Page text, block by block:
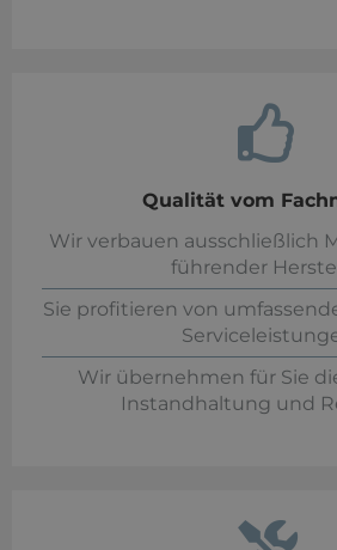
Qualität vom
Wir verbauen ausschließlich
führender
Sie profitieren von
Wir übernehmen für Sie
Instandhaltung und